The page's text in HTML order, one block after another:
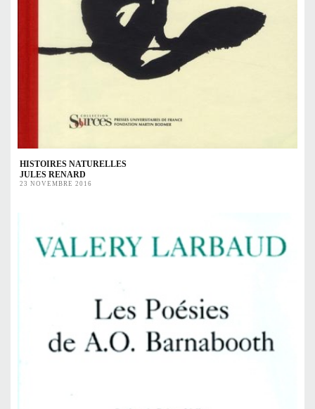
HISTOIRES NATURELLES
JULES RENARD
23 NOVEMBRE 2016